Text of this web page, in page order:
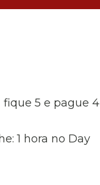
5 e pague 4
1 hora no Day